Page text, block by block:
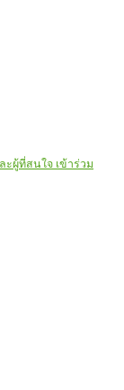
ะผู้ที่สนใจ เข้าร่วม